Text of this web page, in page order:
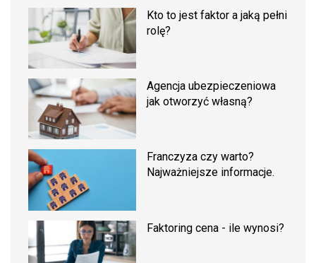
Kto to jest faktor a jaką pełni
rolę?
Agencja ubezpieczeniowa
jak otworzyć własną?
Franczyza czy warto?
Najważniejsze informacje.
Faktoring cena - ile wynosi?